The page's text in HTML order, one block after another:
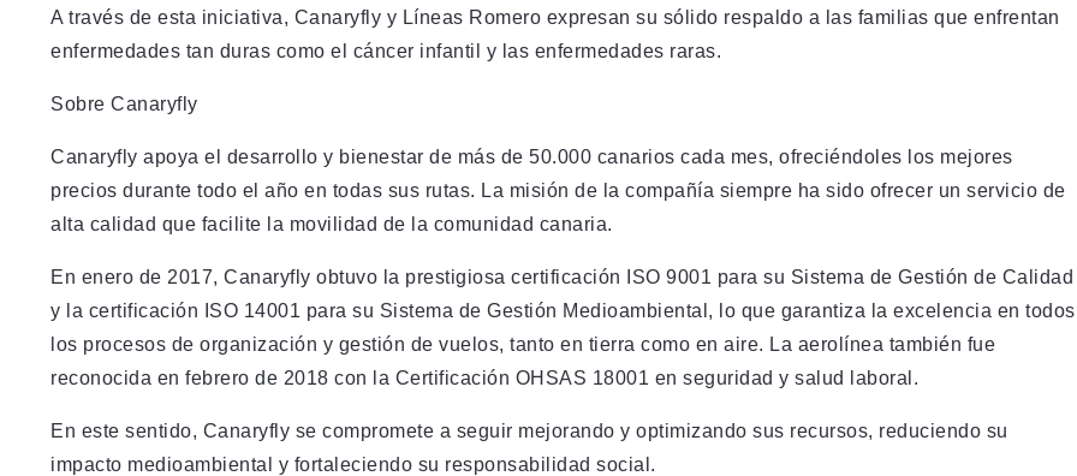
A través de esta iniciativa, Canaryfly y Líneas Romero expresan su sólido respaldo a las familias que enfrentan
enfermedades tan duras como el cáncer infantil y las enfermedades raras.
Sobre Canaryfly
Canaryfly apoya el desarrollo y bienestar de más de 50.000 canarios cada mes, ofreciéndoles los mejores
precios durante todo el año en todas sus rutas. La misión de la compañía siempre ha sido ofrecer un servicio de
alta calidad que facilite la movilidad de la comunidad canaria.
En enero de 2017, Canaryfly obtuvo la prestigiosa certificación ISO 9001 para su Sistema de Gestión de Calidad
y la certificación ISO 14001 para su Sistema de Gestión Medioambiental, lo que garantiza la excelencia en todos
los procesos de organización y gestión de vuelos, tanto en tierra como en aire. La aerolínea también fue
reconocida en febrero de 2018 con la Certificación OHSAS 18001 en seguridad y salud laboral.
En este sentido, Canaryfly se compromete a seguir mejorando y optimizando sus recursos, reduciendo su
impacto medioambiental y fortaleciendo su responsabilidad social.